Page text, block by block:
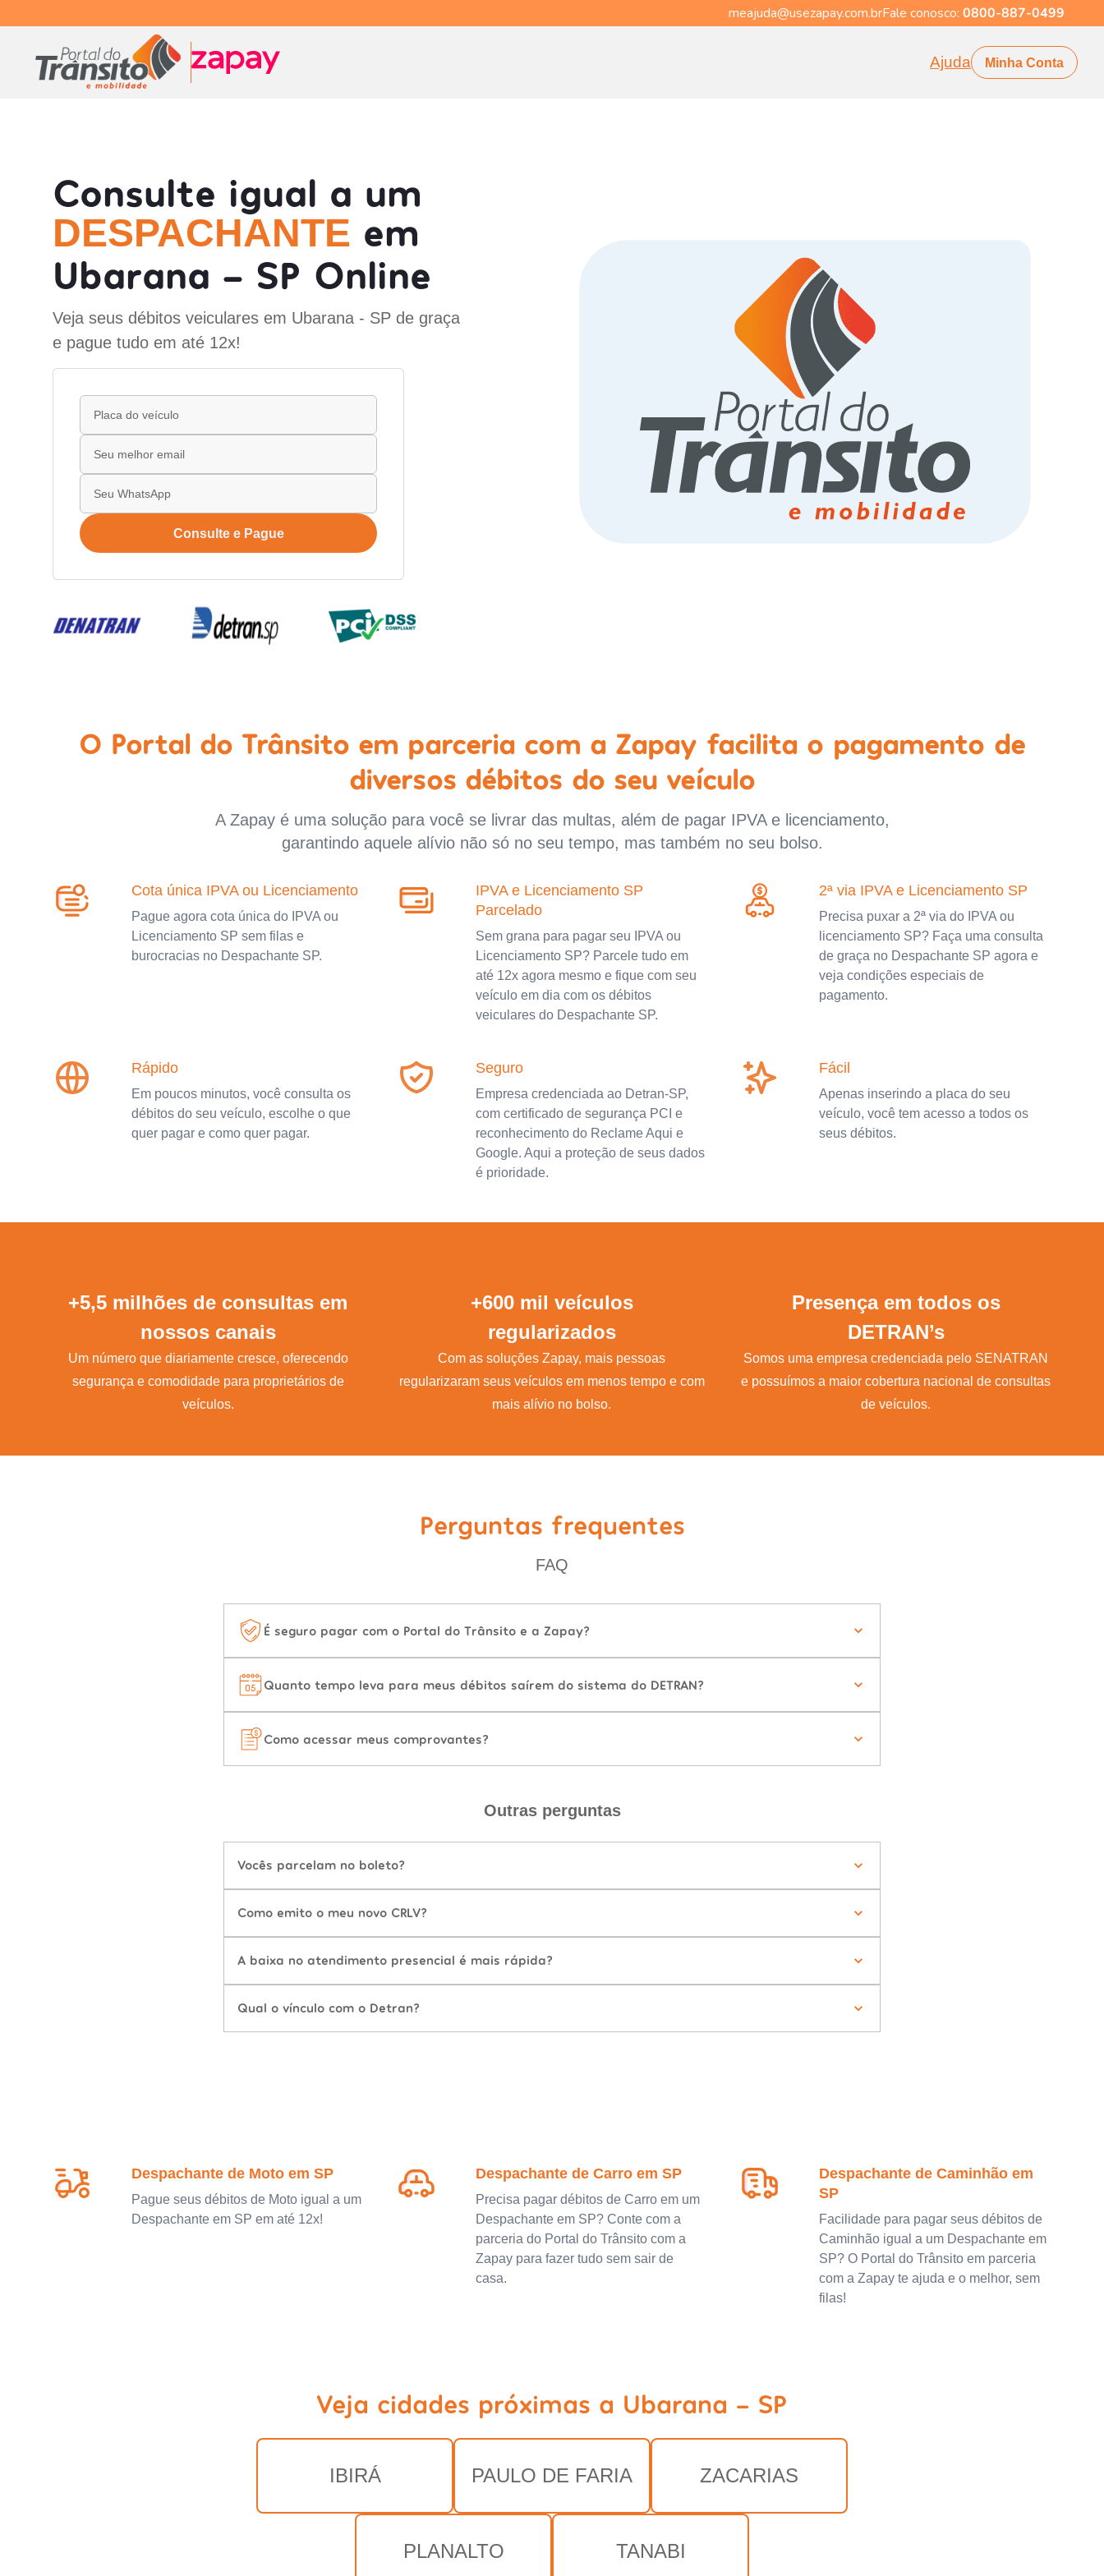
meajuda@usezapay.com.brFale conosco: 0800-887-0499
Ajuda Minha Conta
Consulte igual a um
DESPACHANTE em
Ubarana - SP Online
Veja seus débitos veiculares em Ubarana - SP de graça
e pague tudo em até 12x!
Consulte e Pague
O Portal do Trânsito em parceria com a Zapay facilita o pagamento de
diversos débitos do seu veículo
A Zapay é uma solução para você se livrar das multas, além de pagar IPVA e licenciamento,
garantindo aquele alívio não só no seu tempo, mas também no seu bolso.
Cota única IPVA ou Licenciamento
Pague agora cota única do IPVA ou
Licenciamento SP sem filas e
burocracias no Despachante SP.
IPVA e Licenciamento SP
Parcelado
Sem grana para pagar seu IPVA ou
Licenciamento SP? Parcele tudo em
até 12x agora mesmo e fique com seu
veículo em dia com os débitos
veiculares do Despachante SP.
2ª via IPVA e Licenciamento SP
Precisa puxar a 2ª via do IPVA ou
licenciamento SP? Faça uma consulta
de graça no Despachante SP agora e
veja condições especiais de
pagamento.
Rápido
Em poucos minutos, você consulta os
débitos do seu veículo, escolhe o que
quer pagar e como quer pagar.
Seguro
Empresa credenciada ao Detran-SP,
com certificado de segurança PCI e
reconhecimento do Reclame Aqui e
Google. Aqui a proteção de seus dados
é prioridade.
Fácil
Apenas inserindo a placa do seu
veículo, você tem acesso a todos os
seus débitos.
+5,5 milhões de consultas em
nossos canais
Um número que diariamente cresce, oferecendo
segurança e comodidade para proprietários de
veículos.
+600 mil veículos
regularizados
Com as soluções Zapay, mais pessoas
regularizaram seus veículos em menos tempo e com
mais alívio no bolso.
Presença em todos os
DETRAN’s
Somos uma empresa credenciada pelo SENATRAN
e possuímos a maior cobertura nacional de consultas
de veículos.
Perguntas frequentes
FAQ
É seguro pagar com o Portal do Trânsito e a Zapay?
Quanto tempo leva para meus débitos saírem do sistema do DETRAN?
Como acessar meus comprovantes?
Outras perguntas
Vocês parcelam no boleto?
Como emito o meu novo CRLV?
A baixa no atendimento presencial é mais rápida?
Qual o vínculo com o Detran?
Despachante de Moto em SP
Pague seus débitos de Moto igual a um
Despachante em SP em até 12x!
Despachante de Carro em SP
Precisa pagar débitos de Carro em um
Despachante em SP? Conte com a
parceria do Portal do Trânsito com a
Zapay para fazer tudo sem sair de
casa.
Despachante de Caminhão em
SP
Facilidade para pagar seus débitos de
Caminhão igual a um Despachante em
SP? O Portal do Trânsito em parceria
com a Zapay te ajuda e o melhor, sem
filas!
Veja cidades próximas a Ubarana - SP
IBIRÁ PAULO DE FARIA ZACARIAS
PLANALTO TANABI